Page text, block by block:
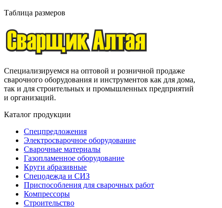
Таблица размеров
Специализируемся на оптовой и розничной продаже
сварочного оборудования и инструментов как для дома,
так и для строительных и промышленных предприятий
и организаций.
Каталог продукции
Спецпредложения
Электросварочное оборудование
Сварочные материалы
Газопламенное оборудование
Круги абразивные
Спецодежда и СИЗ
Приспособления для сварочных работ
Компрессоры
Строительство